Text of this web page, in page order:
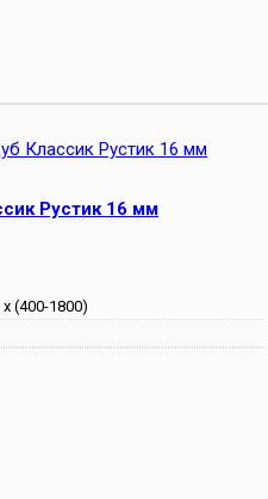
Рустик 16 мм
(400-1800)